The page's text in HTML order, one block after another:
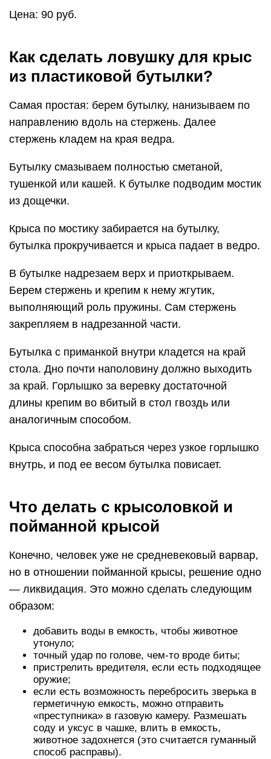
Цена: 90 руб.
Как сделать ловушку для крыс
из пластиковой бутылки?
Самая простая: берем бутылку, нанизываем по
направлению вдоль на стержень. Далее
стержень кладем на края ведра.
Бутылку смазываем полностью сметаной,
тушенкой или кашей. К бутылке подводим мостик
из дощечки.
Крыса по мостику забирается на бутылку,
бутылка прокручивается и крыса падает в ведро.
В бутылке надрезаем верх и приоткрываем.
Берем стержень и крепим к нему жгутик,
выполняющий роль пружины. Сам стержень
закрепляем в надрезанной части.
Бутылка с приманкой внутри кладется на край
стола. Дно почти наполовину должно выходить
за край. Горлышко за веревку достаточной
длины крепим во вбитый в стол гвоздь или
аналогичным способом.
Крыса способна забраться через узкое горлышко
внутрь, и под ее весом бутылка повисает.
Что делать с крысоловкой и
пойманной крысой
Конечно, человек уже не средневековый варвар,
но в отношении пойманной крысы, решение одно
— ликвидация. Это можно сделать следующим
образом:
добавить воды в емкость, чтобы животное
утонуло;
точный удар по голове, чем-то вроде биты;
пристрелить вредителя, если есть подходящее
оружие;
если есть возможность перебросить зверька в
герметичную емкость, можно отправить
«преступника» в газовую камеру. Размешать
соду и уксус в чашке, влить в емкость,
животное задохнется (это считается гуманный
способ расправы).